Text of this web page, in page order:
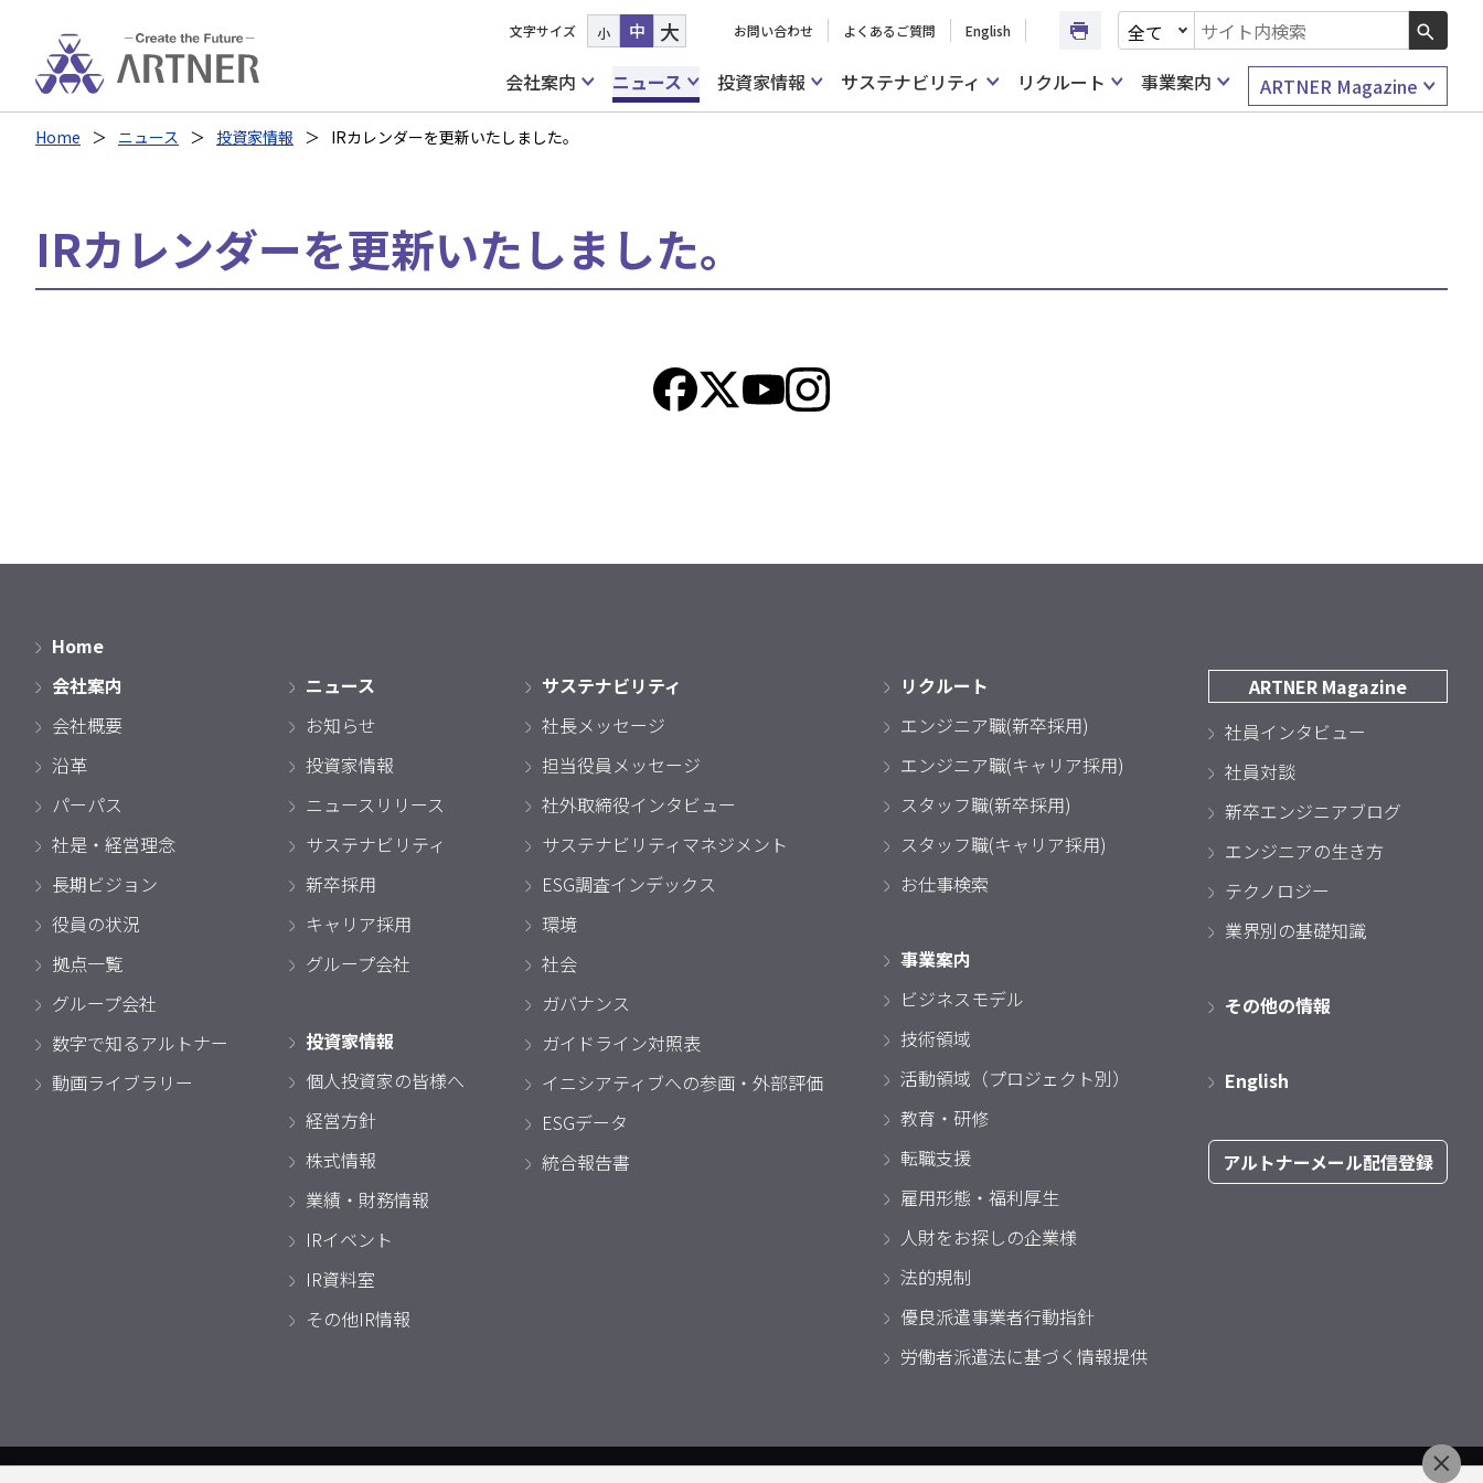
文字サイズ 小 中 大 お問い合わせ よくあるご質問 English
文書種別を選択
検索キーワード入力
会社案内
ニュース 投資家情報 サステナビリティ リクルート 事業案内 ARTNER Magazine
Home ニュース 投資家情報 IRカレンダーを更新いたしました。
IRカレンダーを更新いたしました。
Home
会社案内
会社概要
沿革
パーパス
社是・経営理念
長期ビジョン
役員の状況
拠点一覧
グループ会社
数字で知るアルトナー
動画ライブラリー
ニュース
お知らせ
投資家情報
ニュースリリース
サステナビリティ
新卒採用
キャリア採用
グループ会社
投資家情報
個人投資家の皆様へ
経営方針
株式情報
業績・財務情報
IRイベント
IR資料室
その他IR情報
サステナビリティ
社長メッセージ
担当役員メッセージ
社外取締役インタビュー
サステナビリティマネジメント
ESG調査インデックス
環境
社会
ガバナンス
ガイドライン対照表
イニシアティブへの参画・外部評価
ESGデータ
統合報告書
リクルート
エンジニア職(新卒採用)
エンジニア職(キャリア採用)
スタッフ職(新卒採用)
スタッフ職(キャリア採用)
お仕事検索
事業案内
ビジネスモデル
技術領域
活動領域（プロジェクト別）
教育・研修
転職支援
雇用形態・福利厚生
人財をお探しの企業様
法的規制
優良派遣事業者行動指針
労働者派遣法に基づく情報提供
ARTNER Magazine
社員インタビュー
社員対談
新卒エンジニアブログ
エンジニアの生き方
テクノロジー
業界別の基礎知識
その他の情報
English
アルトナーメール配信登録